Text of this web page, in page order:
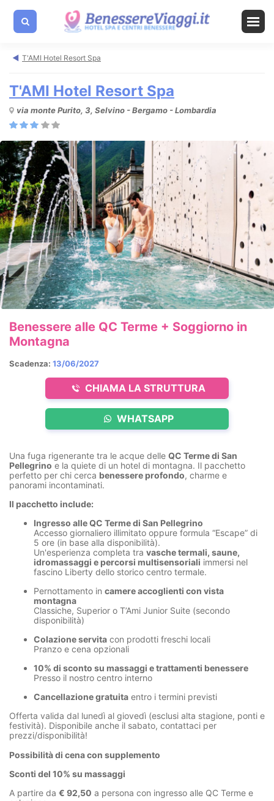
T'AMI Hotel Resort Spa
T'AMI Hotel Resort Spa
via monte Purito, 3, Selvino - Bergamo - Lombardia
CHIAMA LA STRUTTURA
WHATSAPP
Scadenza: 13/06/2027
Benessere alle QC Terme + Soggiorno in
Montagna
Una fuga rigenerante tra le acque delle QC Terme di San
Pellegrino e la quiete di un hotel di montagna. Il pacchetto
perfetto per chi cerca benessere profondo, charme e
panorami incontaminati.
Il pacchetto include:
Ingresso alle QC Terme di San Pellegrino
Accesso giornaliero illimitato oppure formula “Escape” di
5 ore (in base alla disponibilità).
Un'esperienza completa tra vasche termali, saune,
idromassaggi e percorsi multisensoriali immersi nel
fascino Liberty dello storico centro termale.
Pernottamento in camere accoglienti con vista
montagna
Classiche, Superior o T’Ami Junior Suite (secondo
disponibilità)
Colazione servita con prodotti freschi locali
Pranzo e cena opzionali
10% di sconto su massaggi e trattamenti benessere
Presso il nostro centro interno
Cancellazione gratuita entro i termini previsti
Offerta valida dal lunedì al giovedì (esclusi alta stagione, ponti e
festività). Disponibile anche il sabato, contattaci per
prezzi/disponibilità!
Possibilità di cena con supplemento
Sconti del 10% su massaggi
A partire da € 92,50 a persona con ingresso alle QC Terme e